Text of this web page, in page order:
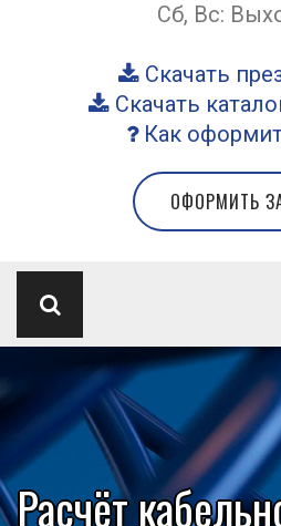
Сб, Вс:
Скачать
Скачать
Как
ОФОРМИТЬ
Расчёт